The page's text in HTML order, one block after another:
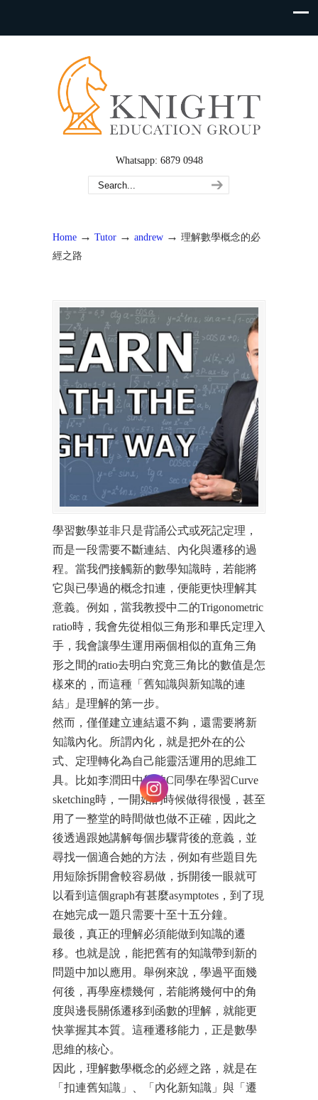
Whatsapp: 6879 0948
Home → Tutor → andrew → 理解數學概念的必
經之路
學習數學並非只是背誦公式或死記定理，
而是一段需要不斷連結、內化與遷移的過
程。當我們接觸新的數學知識時，若能將
它與已學過的概念扣連，便能更快理解其
意義。例如，當我教授中二的Trigonometric
ratio時，我會先從相似三角形和畢氏定理入
手，我會讓學生運用兩個相似的直角三角
形之間的ratio去明白究竟三角比的數值是怎
樣來的，而這種「舊知識與新知識的連
結」是理解的第一步。
然而，僅僅建立連結還不夠，還需要將新
知識內化。所謂內化，就是把外在的公
式、定理轉化為自己能靈活運用的思維工
具。比如李潤田中學的C同學在學習Curve
sketching時，一開始的時候做得很慢，甚至
用了一整堂的時間做也做不正確，因此之
後透過跟她講解每個步驟背後的意義，並
尋找一個適合她的方法，例如有些題目先
用短除拆開會較容易做，拆開後一眼就可
以看到這個graph有甚麼asymptotes，到了現
在她完成一題只需要十至十五分鐘。
最後，真正的理解必須能做到知識的遷
移。也就是說，能把舊有的知識帶到新的
問題中加以應用。舉例來說，學過平面幾
何後，再學座標幾何，若能將幾何中的角
度與邊長關係遷移到函數的理解，就能更
快掌握其本質。這種遷移能力，正是數學
思維的核心。
因此，理解數學概念的必經之路，就是在
「扣連舊知識」、「內化新知識」與「遷